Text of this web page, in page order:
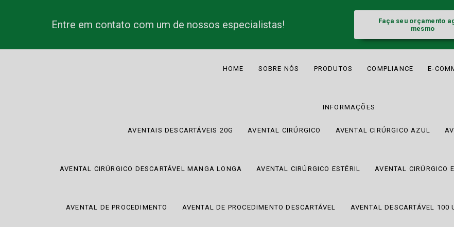
Entre em contato com um de nossos especialistas!
Faça seu orçamento
mesmo
HOME SOBRE NÓS PRODUTOS COMPLIANCE E-
INFORMAÇÕES
AVENTAIS DESCARTÁVEIS 20G AVENTAL CIRÚRGICO AVENTAL CIRÚRGICO AZUL
AVENTAL CIRÚRGICO DESCARTÁVEL MANGA LONGA AVENTAL CIRÚRGICO ESTÉRIL AVENTAL CIRÚRGICO
AVENTAL DE PROCEDIMENTO AVENTAL DE PROCEDIMENTO DESCARTÁVEL AVENTAL DESCARTÁVEL 100